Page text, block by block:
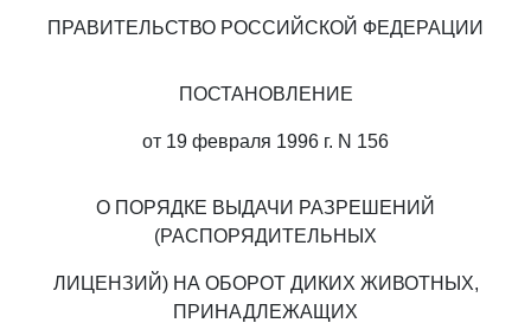
ПРАВИТЕЛЬСТВО РОССИЙСКОЙ ФЕДЕРАЦИИ
ПОСТАНОВЛЕНИЕ
от 19 февраля 1996 г. N 156
О ПОРЯДКЕ ВЫДАЧИ РАЗРЕШЕНИЙ
(РАСПОРЯДИТЕЛЬНЫХ
ЛИЦЕНЗИЙ) НА ОБОРОТ ДИКИХ ЖИВОТНЫХ,
ПРИНАДЛЕЖАЩИХ